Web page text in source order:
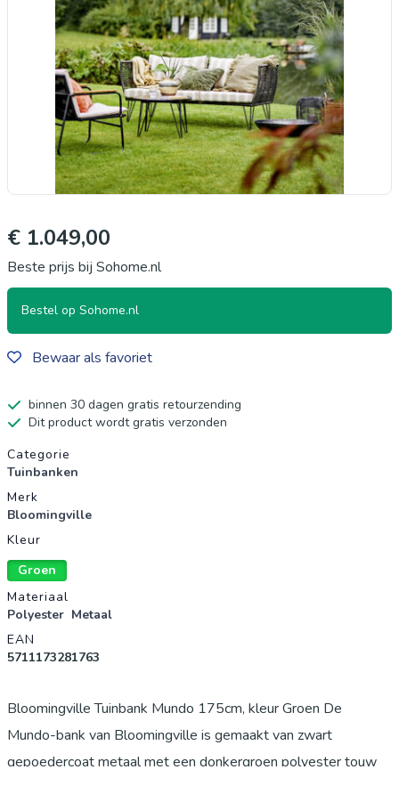
€ 1.049,00
Beste prijs bij Sohome.nl
Bestel op Sohome.nl
Bewaar als favoriet
binnen 30 dagen gratis retourzending
Dit product wordt gratis verzonden
Productgegevens
Categorie
Tuinbanken
Merk
Bloomingville
Kleur
Groen
Materiaal
Polyester Metaal
EAN
5711173281763
Bloomingville Tuinbank Mundo 175cm, kleur Groen De
Mundo-bank van Bloomingville is gemaakt van zwart
gepoedercoat metaal met een donkergroen polyester touw